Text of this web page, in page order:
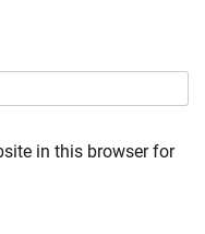
in this browser for